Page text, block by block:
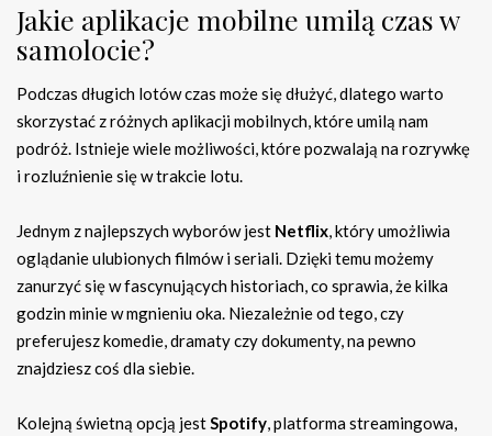
Jakie aplikacje mobilne umilą czas w
samolocie?
Podczas długich lotów czas może się dłużyć, dlatego warto
skorzystać z różnych aplikacji mobilnych, które umilą nam
podróż. Istnieje wiele możliwości, które pozwalają na rozrywkę
i rozluźnienie się w trakcie lotu.
Jednym z najlepszych wyborów jest Netflix, który umożliwia
oglądanie ulubionych filmów i seriali. Dzięki temu możemy
zanurzyć się w fascynujących historiach, co sprawia, że kilka
godzin minie w mgnieniu oka. Niezależnie od tego, czy
preferujesz komedie, dramaty czy dokumenty, na pewno
znajdziesz coś dla siebie.
Kolejną świetną opcją jestSpotify, platforma streamingowa,